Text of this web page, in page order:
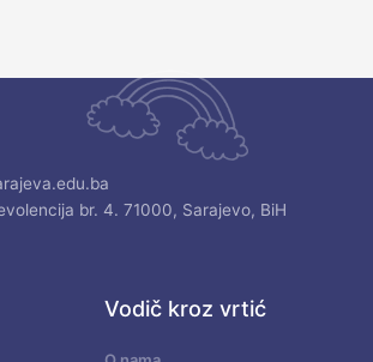
br. 4. 71000, Sarajevo, BiH
Vodič kroz vrtić